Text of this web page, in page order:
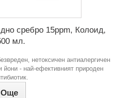
сребро 15ppm, Колоид,
мл.
нетоксичен антиалергичен
- най-ефективният природен
Още